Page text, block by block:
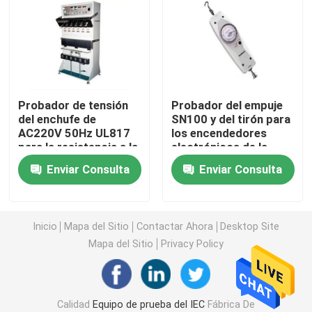
Equipo de prueba de la inflamabilidad
Equipo de prueba de la batería de litio
equipo de prueba ligero llevado
Punta de prueba del finger de la prueba
Equipo de prueba de la batería de EV
Indicadores de prueba
Probador de tensión
del enchufe de
AC220V 50Hz UL817
para la resistencia a la
tensión del alambre
Enviar Consulta
Probador del empuje
SN100 y del tirón para
los encendedores
electrónicos de la
materia textil de los
dispositivos
Enviar Consulta
Inicio Mapa del Sitio Contactar Ahora
Desktop Site
Mapa del Sitio
Privacy Policy
Calidad Equipo de prueba del IECFábrica De